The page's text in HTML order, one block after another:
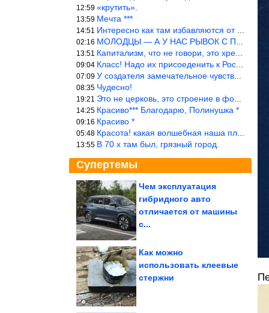
12:59 «крутить».
13:59 Мечта ***
14:51 Интересно как там избавляются от физиологических и прочих отходо
02:16 МОЛОДЦЫ — А У НАС РЫВОК С ПРОРЫВОМ В ТРУБУ
13:51 Капитализм, что не говори, это хреново (((
09:04 Класс! Надо их присоеденить к России!
07:09 У создателя замечательное чувство юмора! ))
08:35 Чудесно!
19:21 Это не церковь, это строение в форме церкви.
14:25 Красиво*** Благодарю, Полинушка *
09:16 Красиво *
05:48 Красота! какая волшебная наша планета!… еще-бы, мы понимали это…
13:55 В 70 х там был, грязный город.
Супертемы
Чем эксплуатация
гибридного авто
отличается от машины
с...
Какая фурнитура
его стирает
Как можно
использовать клеевые
стержни